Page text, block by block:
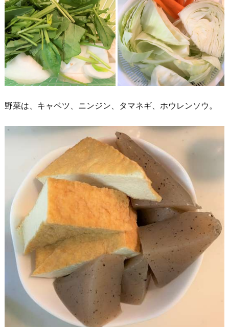
野菜は、キャベツ、ニンジン、タマネギ、ホウレンソウ。